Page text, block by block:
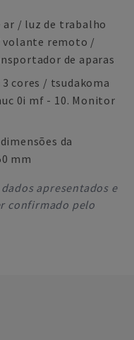
ar / luz de trabalho
remoto /
de aparas
cores / tsudakoma
0i mf - 10. Monitor
da
mm
apresentados e
confirmado pelo